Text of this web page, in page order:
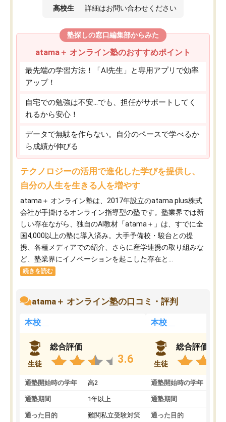
高校生 詳細はお問い合わせください
塾探しの窓口編集部からみた
atama＋ オンライン塾のおすすめポイント
最先端の学習方法！「AI先生」と専用アプリで効率
アップ！
自宅での勉強は不安…でも、担任がサポートしてく
れるから安心！
データで無駄を作らない。自分のペースで学べるか
ら成績が伸びる
テクノロジーの活用で進化した学びを提供し、
自分の人生を生きる人を増やす
atama＋ オンライン塾は、2017年設立のatama plus株式
会社が手掛けるオンライン指導型の塾です。塾業界では新
しい存在ながら、独自のAI教材「atama＋」は、すでに全
国4,000以上の塾に導入済み。大手予備校・駿台との提
携、各種メディアでの紹介、さらに産学連携の取り組みな
ど、塾業界にイノベーションを起こした存在と...
続きを読む
atama＋ オンライン塾の口コミ・評判
本校
生徒
総合評価
3.6
通塾開始時の学年 高2
通塾期間 1年以上
通った目的 難関私立受験対策
本校
生徒
総合評価
通塾開始時の学年
通塾期間
通った目的